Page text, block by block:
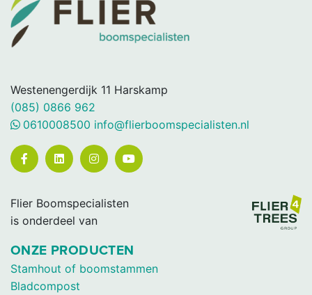
Westenengerdijk 11 Harskamp
(085) 0866 962
0610008500 info@flierboomspecialisten.nl
Flier Boomspecialisten
is onderdeel van
ONZE PRODUCTEN
Stamhout of boomstammen
Bladcompost